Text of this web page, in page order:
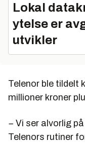
Lokal
ytelse er
utvikler
Telenor ble tildelt
millioner kroner
− Vi ser alvorlig
Telenors rutiner